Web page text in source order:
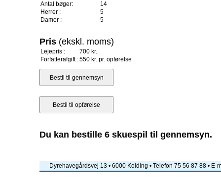
Antal bøger:
14
Herrer :
5
Damer :
5
Pris (ekskl. moms)
Lejepris :
700 kr.
Forfatterafgift :550 kr. pr. opførelse
Du kan bestille 6 skuespil til gennemsyn.
Dyrehavegårdsvej 13 • 6000 Kolding • Telefon 75 56 87 88 • E-